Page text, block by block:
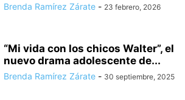
Brenda Ramírez Zárate - 23 febrero, 2026
“Mi vida con los chicos Walter”, el
nuevo drama adolescente de...
Brenda Ramírez Zárate - 30 septiembre, 2025